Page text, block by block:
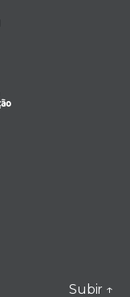
Subir ↑